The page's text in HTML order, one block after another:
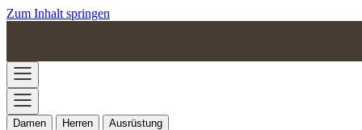
Zum Inhalt springen
Damen Herren Ausrüstung